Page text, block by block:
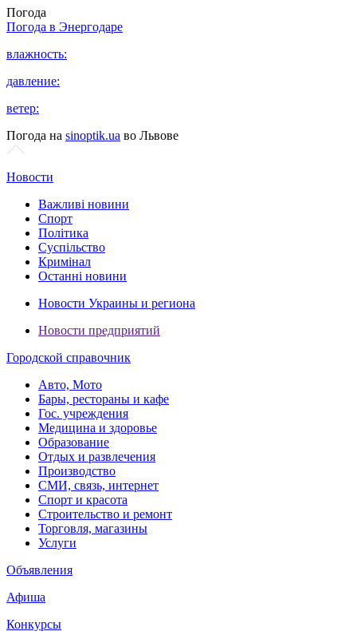
Погода
Погода в Энергодаре
влажность:
давление:
ветер:
Погода на sinoptik.ua во Львове
Новости
Важливі новини
Спорт
Політика
Суспільство
Кримінал
Останні новини
Новости Украины и региона
Новости предприятий
Городской справочник
Авто, Мото
Бары, рестораны и кафе
Гос. учреждения
Медицина и здоровье
Образование
Отдых и развлечения
Производство
СМИ, связь, интернет
Спорт и красота
Строительство и ремонт
Торговля, магазины
Услуги
Объявления
Афиша
Конкурсы